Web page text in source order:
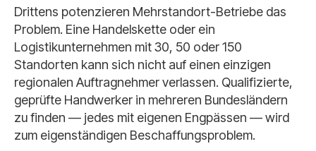
Drittens potenzieren Mehrstandort-Betriebe das
Problem. Eine Handelskette oder ein
Logistikunternehmen mit 30, 50 oder 150
Standorten kann sich nicht auf einen einzigen
regionalen Auftragnehmer verlassen. Qualifizierte,
geprüfte Handwerker in mehreren Bundesländern
zu finden — jedes mit eigenen Engpässen — wird
zum eigenständigen Beschaffungsproblem.